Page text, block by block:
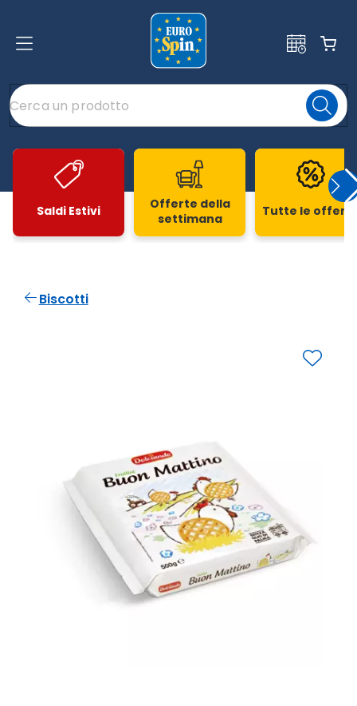
Saldi Estivi
Offerte della
settimana
Tutte le
Biscotti